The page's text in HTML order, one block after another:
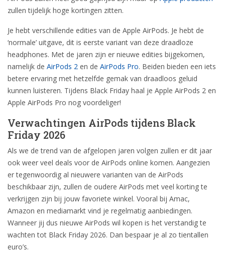
zullen tijdelijk hoge kortingen zitten.
Je hebt verschillende edities van de Apple AirPods. Je hebt de
‘normale’ uitgave, dit is eerste variant van deze draadloze
headphones. Met de jaren zijn er nieuwe edities bijgekomen,
namelijk de AirPods 2 en de AirPods Pro. Beiden bieden een iets
betere ervaring met hetzelfde gemak van draadloos geluid
kunnen luisteren. Tijdens Black Friday haal je Apple AirPods 2 en
Apple AirPods Pro nog voordeliger!
Verwachtingen AirPods tijdens Black
Friday 2026
Als we de trend van de afgelopen jaren volgen zullen er dit jaar
ook weer veel deals voor de AirPods online komen. Aangezien
er tegenwoordig al nieuwere varianten van de AirPods
beschikbaar zijn, zullen de oudere AirPods met veel korting te
verkrijgen zijn bij jouw favoriete winkel. Vooral bij Amac,
Amazon en mediamarkt vind je regelmatig aanbiedingen.
Wanneer jij dus nieuwe AirPods wil kopen is het verstandig te
wachten tot Black Friday 2026. Dan bespaar je al zo tientallen
euro’s.